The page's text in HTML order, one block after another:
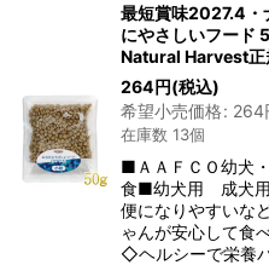
最短賞味2027.4・
にやさしいフード
Natural Harvest正
264円(税込)
希望小売価格: 264
在庫数 13個
■ＡＡＦＣＯ幼犬
食■幼犬用 成犬
便になりやすいな
ゃんが安心して食
◇ヘルシーで栄養